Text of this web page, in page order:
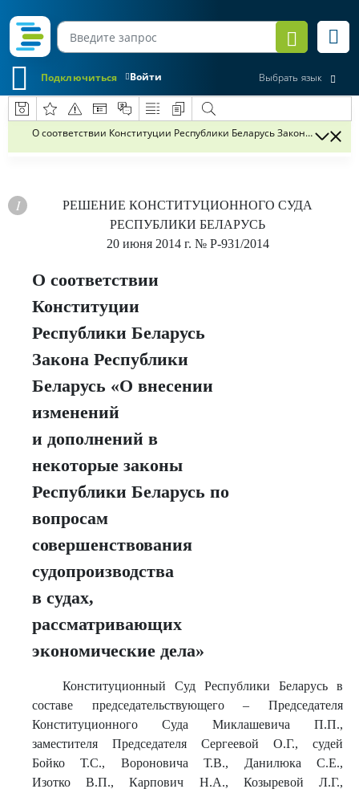
Войти
Подключиться Выбрать язык
О соответствии Конституции Республики Беларусь Закона
РЕШЕНИЕ КОНСТИТУЦИОННОГО СУДА
РЕСПУБЛИКИ БЕЛАРУСЬ
20 июня 2014 г. № Р-931/2014
О соответствии
Конституции
Республики Беларусь
Закона Республики
Беларусь «О внесении
изменений
и дополнений в
некоторые законы
Республики Беларусь по
вопросам
совершенствования
судопроизводства
в судах,
рассматривающих
экономические дела»
Конституционный Суд Республики Беларусь в
составе председательствующего – Председателя
Конституционного Суда Миклашевича П.П.,
заместителя Председателя Сергеевой О.Г., судей
Бойко Т.С., Вороновича Т.В., Данилюка С.Е.,
Изотко В.П., Карпович Н.А., Козыревой Л.Г.,